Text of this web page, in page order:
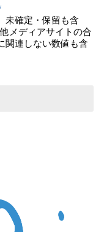
未確定・保留も含
メディアサイトの合
関連しない数値も含